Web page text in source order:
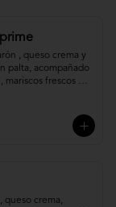
, queso crema y
palta, acompañado
mariscos frescos en
queso crema,